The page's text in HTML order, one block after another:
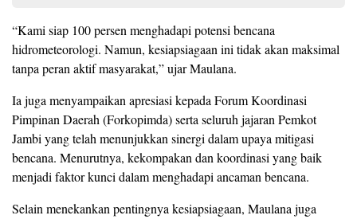
“Kami siap 100 persen menghadapi potensi bencana
hidrometeorologi. Namun, kesiapsiagaan ini tidak akan maksimal
tanpa peran aktif masyarakat,” ujar Maulana.
Ia juga menyampaikan apresiasi kepada Forum Koordinasi
Pimpinan Daerah (Forkopimda) serta seluruh jajaran Pemkot
Jambi yang telah menunjukkan sinergi dalam upaya mitigasi
bencana. Menurutnya, kekompakan dan koordinasi yang baik
menjadi faktor kunci dalam menghadapi ancaman bencana.
Selain menekankan pentingnya kesiapsiagaan, Maulana juga